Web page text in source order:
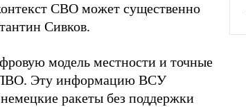
СВО может существенно
Сивков.
модель местности и точные
ПВО. Эту информацию ВСУ
ракеты без поддержки